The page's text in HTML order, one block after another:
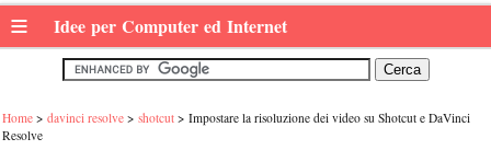
≡ Idee per Computer ed Internet
Home davinci resolve shotcut
Impostare la risoluzione dei video su Shotcut e DaVinci
Resolve